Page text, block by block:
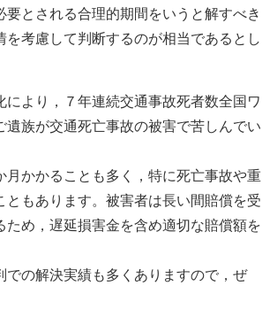
とされる合理的期間をいうと解すべき
考慮して判断するのが相当であるとし
より，７年連続交通事故死者数全国ワ
族が交通死亡事故の被害で苦しんでい
かかることも多く，特に死亡事故や重
もあります。被害者は長い間賠償を受
め，遅延損害金を含め適切な賠償額を
の解決実績も多くありますので，ぜ